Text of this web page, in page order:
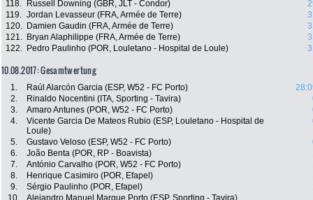
118. Russell Downing (GBR, JLT - Condor)
119. Jordan Levasseur (FRA, Armée de Terre)
120.
Damien Gaudin (FRA, Armée de Terre)
121.
Bryan Alaphilippe (FRA, Armée de Terre)
122.
Pedro Paulinho (POR, Louletano - Hospital de Loule)
10.08.2017: Gesamtwertung
1. Raúl Alarcón Garcia (ESP, W52 - FC Porto)
2.
Rinaldo Nocentini (ITA, Sporting - Tavira)
3.
Amaro Antunes (POR, W52 - FC Porto)
4.
Vicente Garcia De Mateos Rubio (ESP, Louletano - Hospital de
Loule)
5. Gustavo Veloso (ESP, W52 - FC Porto)
6.
João Benta (POR, RP - Boavista)
7.
António Carvalho (POR, W52 - FC Porto)
8.
Henrique Casimiro (POR, Efapel)
9.
Sérgio Paulinho (POR, Efapel)